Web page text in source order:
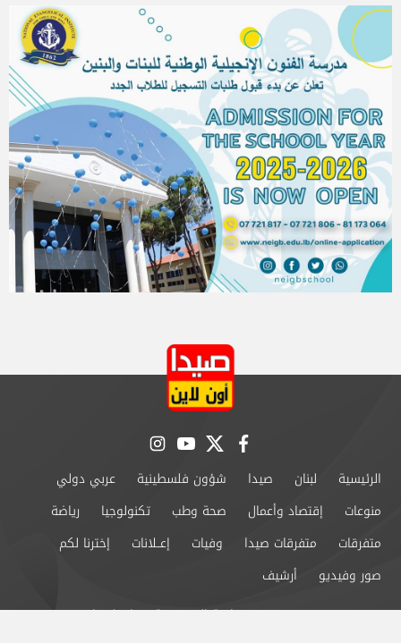
facebook
twitter
youtube
instagram
الرئيسية لبنان صيدا شؤون فلسطينية
عربي دولي
منوعات
إقتصاد وأعمال صحة وطب تكنولوجيا
رياضة
متفرقات
متفرقات صيدا وفيات إعــلانات
إخترنا لكم
صور وفيديو
أرشيف
من نحن
سياسة الخصوصية اتصل بنا